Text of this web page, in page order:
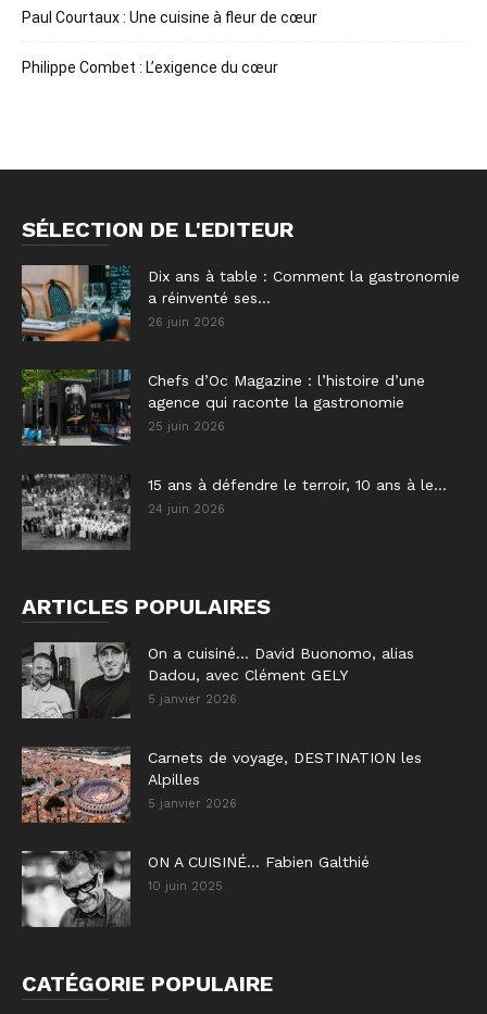
Paul Courtaux : Une cuisine à fleur de cœur
Philippe Combet : L’exigence du cœur
SÉLECTION DE L'EDITEUR
Dix ans à table : Comment la gastronomie
a réinventé ses...
26 juin 2026
Chefs d’Oc Magazine : l’histoire d’une
agence qui raconte la gastronomie
25 juin 2026
15 ans à défendre le terroir, 10 ans à le...
24 juin 2026
ARTICLES POPULAIRES
On a cuisiné… David Buonomo, alias
Dadou, avec Clément GELY
5 janvier 2026
Carnets de voyage, DESTINATION les
Alpilles
5 janvier 2026
ON A CUISINÉ… Fabien Galthié
10 juin 2025
CATÉGORIE POPULAIRE